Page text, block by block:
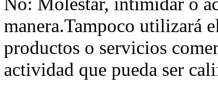
manera.Tampoco utilizará
productos o servicios
actividad que pueda ser